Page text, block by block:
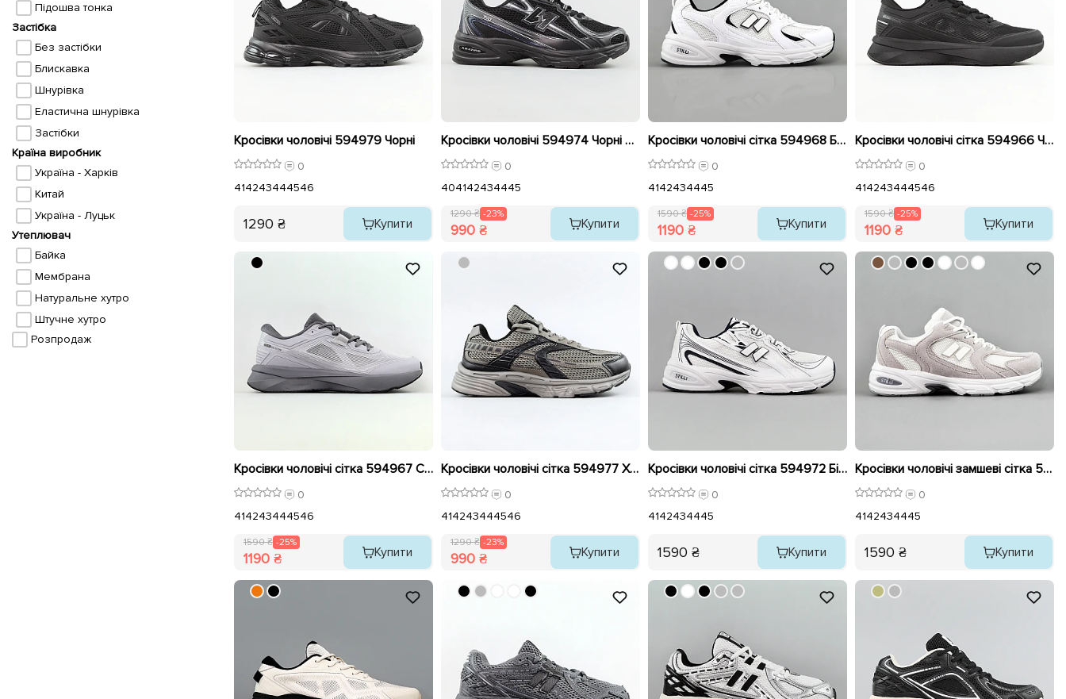
Підошва тонка
Застібка
Без застібки
Блискавка
Шнурівка
Еластична шнурівка
Застібки
Країна виробник
Україна - Харків
Китай
Україна - Луцьк
Утеплювач
Байка
Мембрана
Натуральне хутро
Штучне хутро
Розпродаж
Кросівки чоловічі 594979 Чорні
0
414243444546
1290 ₴ Купити
Кросівки чоловічі 594974 Чорні розпродаж
0
404142434445
1290 ₴ -23%
990 ₴ Купити
Кросівки чоловічі сітка 594968 Білі розпродаж
0
4142434445
1590 ₴ -25%
1190 ₴ Купити
Кросівки чоловічі сітка 594966 Чорні розпродаж
0
414243444546
1590 ₴ -25%
1190 ₴ Купити
Кросівки чоловічі сітка 594967 Сірі розпродаж
0
414243444546
1590 ₴ -25%
1190 ₴ Купити
Кросівки чоловічі сітка 594977 Хакі розпродаж
0
414243444546
1290 ₴ -23%
990 ₴ Купити
Кросівки чоловічі сітка 594972 Білі з синім
0
4142434445
1590 ₴ Купити
Кросівки чоловічі замшеві сітка 594973 Білі
0
4142434445
1590 ₴ Купити